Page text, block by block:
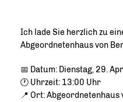
Ich lade Sie herzlich zu
Abgeordnetenhaus von
📅 Datum: Dienstag, 29.
🕐 Uhrzeit: 13:00 Uhr
📍 Ort: